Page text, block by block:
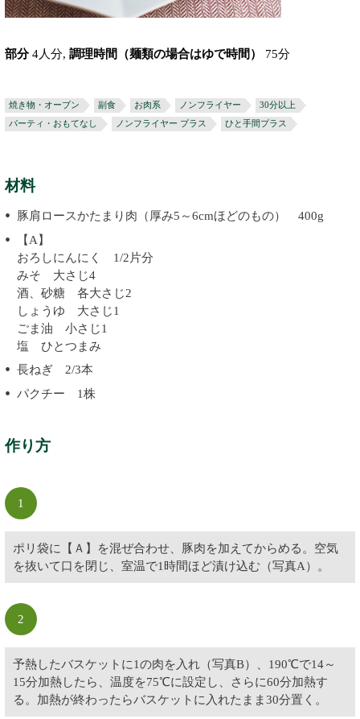
部分 4人分, 調理時間（麺類の場合はゆで時間） 75分
焼き物・オーブン 副食 お肉系 ノンフライヤー
30分以上
パーティ・おもてなし
ノンフライヤー プラス ひと手間プラス
材料
豚肩ロースかたまり肉（厚み5～6cmほどのもの） 400g
【A】
おろしにんにく 1/2片分
みそ 大さじ4
酒、砂糖 各大さじ2
しょうゆ 大さじ1
ごま油 小さじ1
塩 ひとつまみ
長ねぎ 2/3本
パクチー 1株
作り方
1
ポリ袋に【Ａ】を混ぜ合わせ、豚肉を加えてからめる。空気
を抜いて口を閉じ、室温で1時間ほど漬け込む（写真A）。
2
予熱したバスケットに1の肉を入れ（写真B）、190℃で14～
15分加熱したら、温度を75℃に設定し、さらに60分加熱す
る。加熱が終わったらバスケットに入れたまま30分置く。